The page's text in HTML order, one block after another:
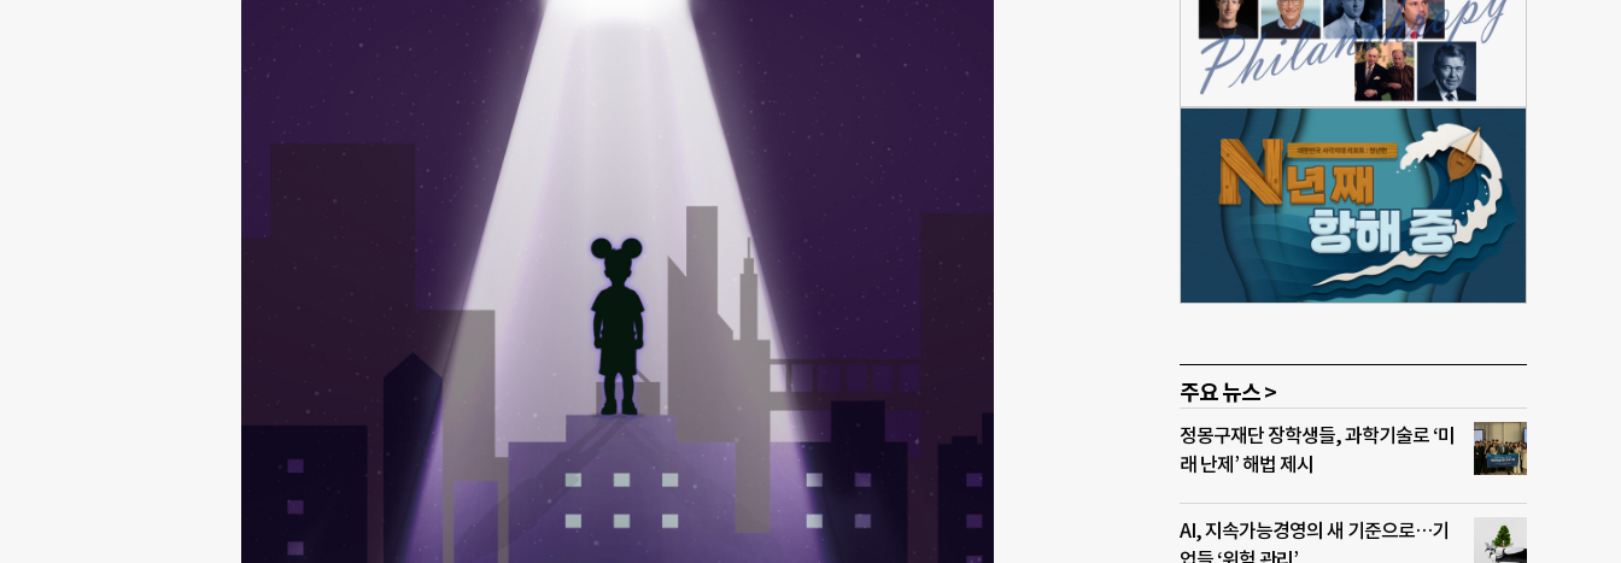
주요 뉴스 >
정몽구재단 장학생들, 과학기술로 ‘미
래 난제’ 해법 제시
AI, 지속가능경영의 새 기준으로…기